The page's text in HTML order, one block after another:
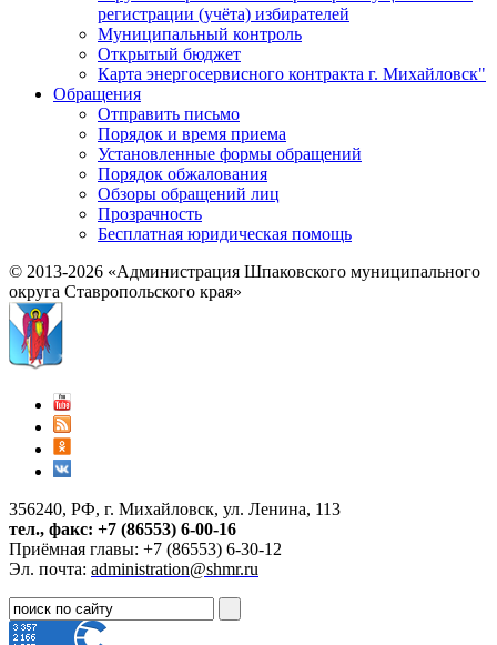
регистрации (учёта) избирателей
Муниципальный контроль
Открытый бюджет
Карта энергосервисного контракта г. Михайловск"
Обращения
Отправить письмо
Порядок и время приема
Установленные формы обращений
Порядок обжалования
Обзоры обращений лиц
Прозрачность
Бесплатная юридическая помощь
© 2013-2026 «Администрация Шпаковского муниципального
округа Ставропольского края»
356240, РФ, г. Михайловск, ул. Ленина, 113
тел., факс: +7 (86553) 6-00-16
Приёмная главы: +7 (86553) 6-30-12
Эл. почта: administration@shmr.ru